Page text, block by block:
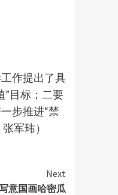
作提出了具
”目标；二要
步推进“禁
军玮）
Next
意国画哈密瓜